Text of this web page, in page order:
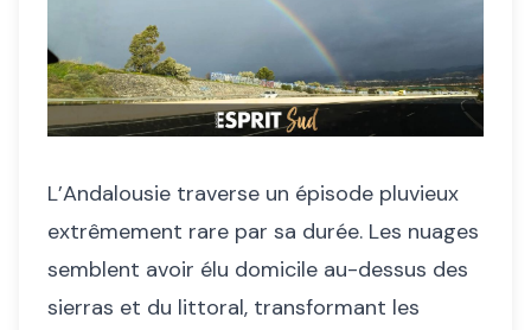
L’Andalousie traverse un épisode pluvieux
extrêmement rare par sa durée. Les nuages
semblent avoir élu domicile au-dessus des
sierras et du littoral, transformant les